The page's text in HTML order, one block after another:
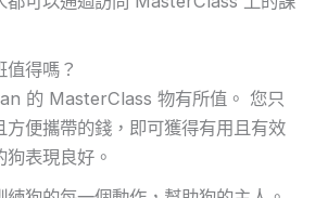
得嗎？
的 MasterClass 物有所值。 您只
方便攜帶的錢，即可獲得有用且有效
表現良好。